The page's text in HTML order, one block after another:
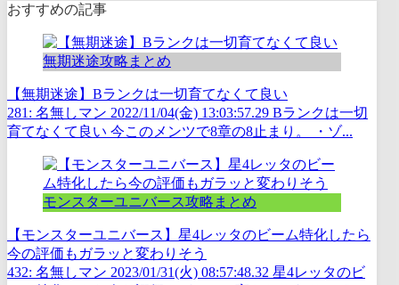
おすすめの記事
無期迷途攻略まとめ
【無期迷途】Bランクは一切育てなくて良い
281: 名無しマン 2022/11/04(金) 13:03:57.29 Bランクは一切
育てなくて良い 今このメンツで8章の8止まり。 ・ゾ...
モンスターユニバース攻略まとめ
【モンスターユニバース】星4レッタのビーム特化したら
今の評価もガラッと変わりそう
432: 名無しマン 2023/01/31(火) 08:57:48.32 星4レッタのビ